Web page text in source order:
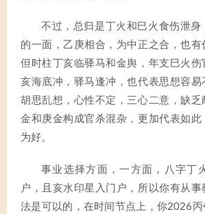
不过，总归是丁火和巳火食伤泄身
的一面，乙庚相合，为中正之合，也有
但时柱丁亥临驿马和金舆，年支巳火伤
亥海底冲，驿马逢冲，也代表思想容易
胡思乱想，心性不定，三心二意，缺乏
金和庚金构成官杀混杂，更加代表如此
为好。
事业选择方面，一方面，八字丁
户，且亥水印星入门户，所以你有从
法是可以的，在时间节点上，你2026